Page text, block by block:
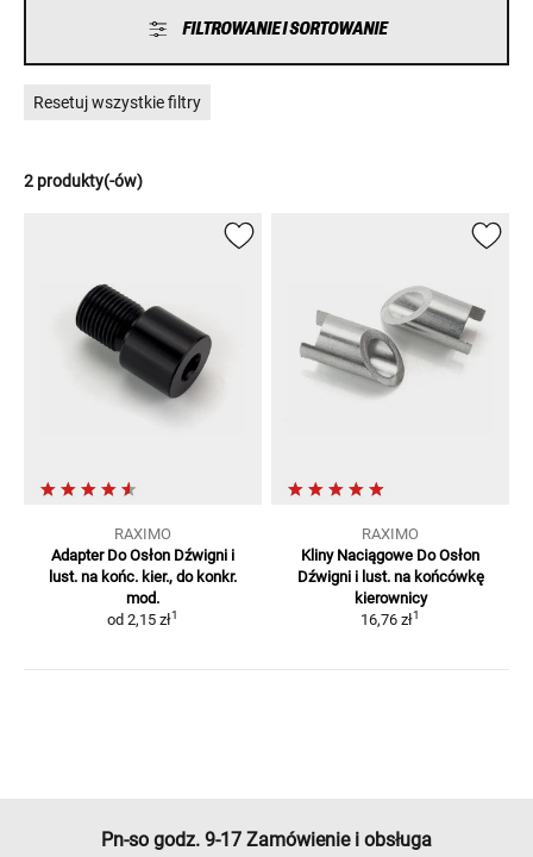
FILTROWANIE I SORTOWANIE
Resetuj wszystkie filtry
2 produkty(-ów)
RAXIMO
Adapter Do Osłon Dźwigni i
lust. na końc. kier., do konkr.
mod.
od 2,15 zł1
RAXIMO
Kliny Naciągowe Do Osłon
Dźwigni i lust. na końcówkę
kierownicy
16,76 zł1
Pn-so godz. 9-17 Zamówienie i obsługa